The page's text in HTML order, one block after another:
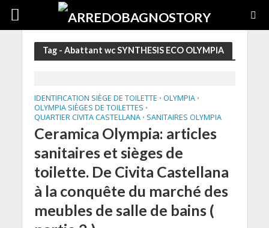
Tag - Abattant wc SYNTHESIS ECO OLYMPIA
IDENTIFICATION SIÈGE DE TOILETTE • OLYMPIA •
OLYMPIA SIÈGES DE TOILETTES •
QUARTIER CIVITA CASTELLANA • SANITAIRES OLYMPIA
Ceramica Olympia: articles
sanitaires et sièges de
toilette. De Civita Castellana
à la conquête du marché des
meubles de salle de bains (